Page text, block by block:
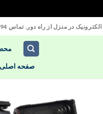
در منزل از راه دور. تماس 09036761694
صفحه اصلی